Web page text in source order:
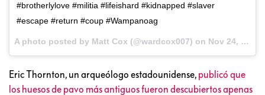
#brotherlylove #militia #lifeishard #kidnapped #slaver
#escape #return #coup #Wampanoag
A photo posted by Matt Cox (@wardcox007) on Nov 24, 2016 at 7:48am PST
Eric Thornton, un arqueólogo estadounidense, publicó que
los huesos de pavo más antiguos fueron descubiertos apenas